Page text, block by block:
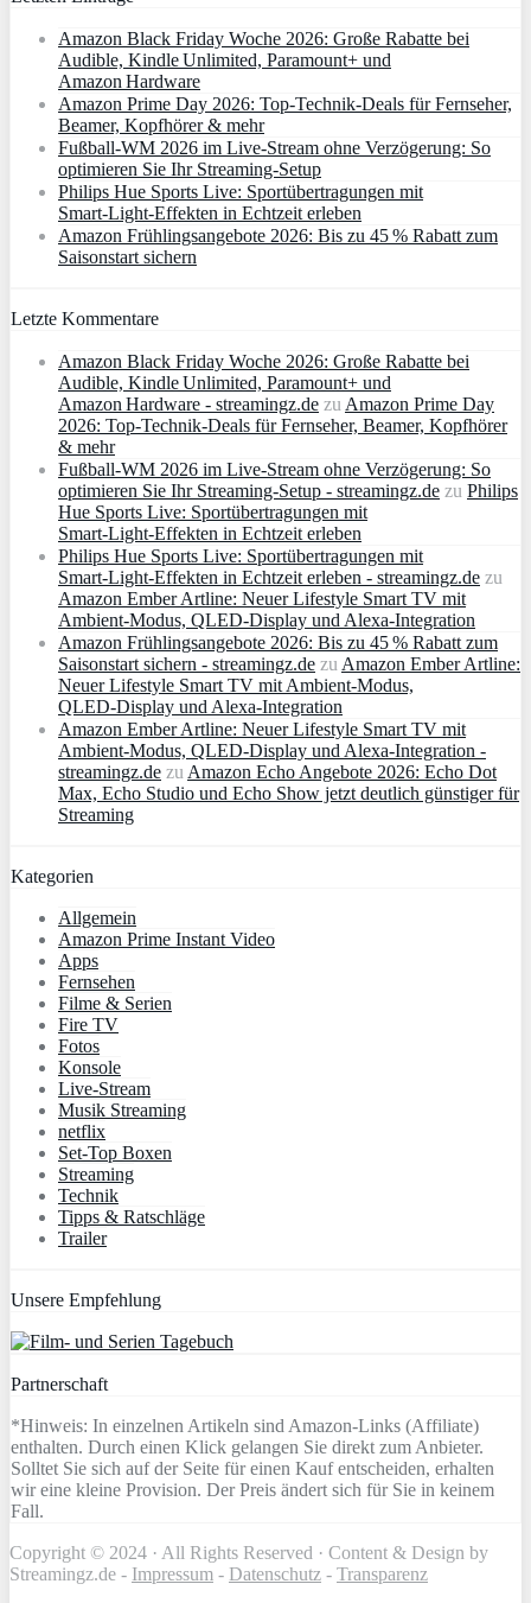
Amazon Black Friday Woche 2026: Große Rabatte bei
Audible, Kindle Unlimited, Paramount+ und
Amazon Hardware
Amazon Prime Day 2026: Top-Technik-Deals für Fernseher,
Beamer, Kopfhörer & mehr
Fußball-WM 2026 im Live-Stream ohne Verzögerung: So
optimieren Sie Ihr Streaming-Setup
Philips Hue Sports Live: Sportübertragungen mit
Smart‑Light‑Effekten in Echtzeit erleben
Amazon Frühlingsangebote 2026: Bis zu 45 % Rabatt zum
Saisonstart sichern
Letzte Kommentare
Amazon Black Friday Woche 2026: Große Rabatte bei
Audible, Kindle Unlimited, Paramount+ und
Amazon Hardware - streamingz.de zu Amazon Prime Day
2026: Top-Technik-Deals für Fernseher, Beamer, Kopfhörer
& mehr
Fußball-WM 2026 im Live-Stream ohne Verzögerung: So
optimieren Sie Ihr Streaming-Setup - streamingz.de zu Philips
Hue Sports Live: Sportübertragungen mit
Smart‑Light‑Effekten in Echtzeit erleben
Philips Hue Sports Live: Sportübertragungen mit
Smart‑Light‑Effekten in Echtzeit erleben - streamingz.de zu
Amazon Ember Artline: Neuer Lifestyle Smart TV mit
Ambient‑Modus, QLED‑Display und Alexa‑Integration
Amazon Frühlingsangebote 2026: Bis zu 45 % Rabatt zum
Saisonstart sichern - streamingz.de zu Amazon Ember Artline:
Neuer Lifestyle Smart TV mit Ambient‑Modus,
QLED‑Display und Alexa‑Integration
Amazon Ember Artline: Neuer Lifestyle Smart TV mit
Ambient‑Modus, QLED‑Display und Alexa‑Integration -
streamingz.de zu Amazon Echo Angebote 2026: Echo Dot
Max, Echo Studio und Echo Show jetzt deutlich günstiger für
Streaming
Kategorien
Allgemein
Amazon Prime Instant Video
Apps
Fernsehen
Filme & Serien
Fire TV
Fotos
Konsole
Live-Stream
Musik Streaming
netflix
Set-Top Boxen
Streaming
Technik
Tipps & Ratschläge
Trailer
Unsere Empfehlung
Partnerschaft
*Hinweis: In einzelnen Artikeln sind Amazon-Links (Affiliate)
enthalten. Durch einen Klick gelangen Sie direkt zum Anbieter.
Solltet Sie sich auf der Seite für einen Kauf entscheiden, erhalten
wir eine kleine Provision. Der Preis ändert sich für Sie in keinem
Fall.
Copyright © 2024 · All Rights Reserved · Content & Design by
Streamingz.de - Impressum - Datenschutz - Transparenz